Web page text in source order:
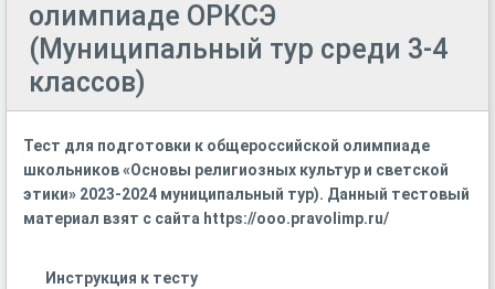
олимпиаде ОРКСЭ
(Муниципальный тур среди 3-4
классов)
Тест для подготовки к общероссийской олимпиаде
школьников «Основы религиозных культур и светской
этики» 2023-2024 муниципальный тур). Данный тестовый
материал взят с сайта https://ooo.pravolimp.ru/
Инструкция к тесту